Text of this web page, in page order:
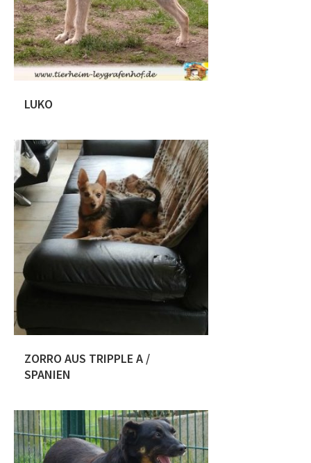
Familie. Da uns aufgefallen ist […]
LUKO
wurde bereits 2017 vermittelt. Jedoch
wurde uns der Rüde im November
2020 zurückgebracht und uns als
aggressiv beschrieben! Leider hatte es
die Familie versäumt, Luko den
Umgang mit anderen Hunden und
Menschen zu lernen. Ferner gab die
Familie ihm zu wenig Sicherheit. Denn
er zeigte sich auch bei uns, […]
ZORRO AUS TRIPPLE A /
SPANIEN
geboren. Update 11.04.2024 Zorro
kam schon im Oktober 2019 zu uns
zurück auf den Hof, seine ehemalige
Familie kam nicht mehr mit ihm